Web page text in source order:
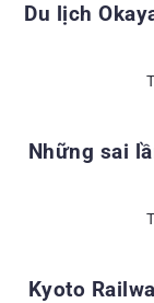
Du lịch
Những sai
Kyoto